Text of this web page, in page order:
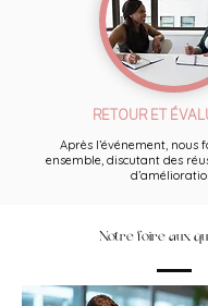
RETOUR ET
Après l’événement, nous
ensemble, discutant des
Notre foire aux